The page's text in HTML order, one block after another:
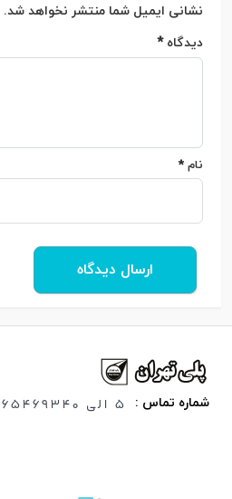
نشانی ایمیل شما منتشر نخواهد شد.
دیدگاه*
نام *
شماره تماس : 5 الی 02165469340